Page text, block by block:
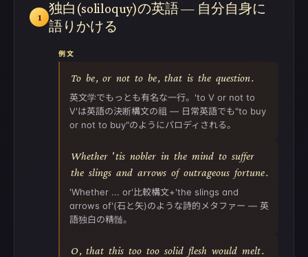
1
独白(soliloquy)の英語 — 自分自身に
語りかける
例文
To be, or not to be, that is the question.
英文学でもっとも有名な一行。'to V or not to
V'は英語の決断構文の祖 — 日常英語でも"to buy
or not to buy"のようにパロディされる。
Whether 'tis nobler in the mind to suffer
the slings and arrows of outrageous fortune.
'Whether ... or'比較構文+'the slings and
arrows of'(石と矢)のような詩的メタファー — 英
語独白の精髄。
O, that this too too solid flesh would melt.